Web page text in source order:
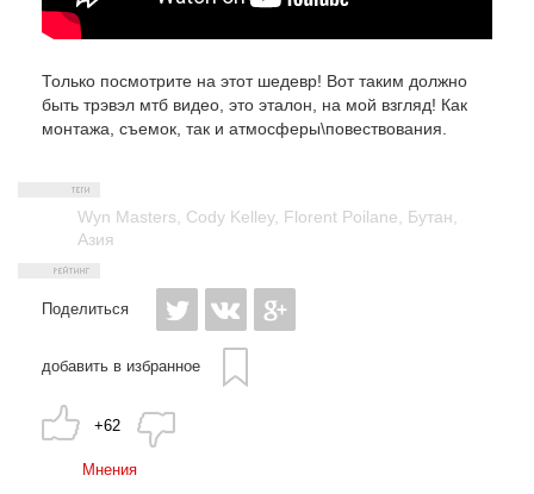
Только посмотрите на этот шедевр! Вот таким должно
быть трэвэл мтб видео, это эталон, на мой взгляд! Как
монтажа, съемок, так и атмосферы\повествования.
Wyn Masters Cody Kelley, Florent Poilane Бутан
Азия
Поделиться
добавить в избранное
+62
Мнения